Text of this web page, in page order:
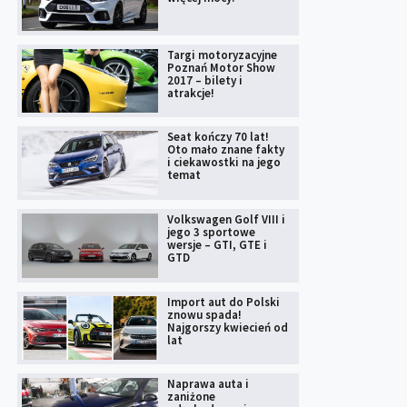
Targi motoryzacyjne
Poznań Motor Show
2017 – bilety i
atrakcje!
Seat kończy 70 lat!
Oto mało znane fakty
i ciekawostki na jego
temat
Volkswagen Golf VIII i
jego 3 sportowe
wersje – GTI, GTE i
GTD
Import aut do Polski
znowu spada!
Najgorszy kwiecień od
lat
Naprawa auta i
zaniżone